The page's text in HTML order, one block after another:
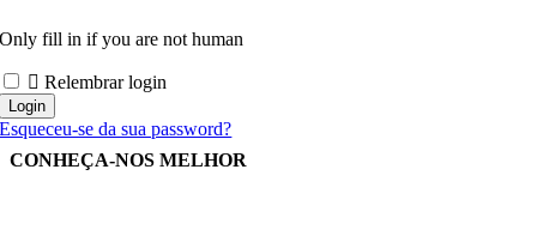
Only fill in if you are not human
Relembrar login
Esqueceu-se da sua password?
CONHEÇA-NOS MELHOR